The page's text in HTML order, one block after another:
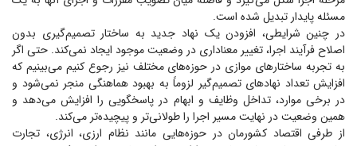
مسئله پایدار تبدیل شده است.
در چنین شرایطی، افزودن یک نهاد جدید به ساختار تصمیم‌گیری بدون
اصلاح فرآیند اجرا، تغییر معناداری در وضعیت موجود ایجاد نمی‌کند. حتی اگر
به تجربه ساختار‌های موازی در حوزه‌های مختلف نیز رجوع کنیم می‌بینیم که
افزایش تعداد نهاد‌های تصمیم‌گیر لزوماً به بهبود هماهنگی منجر نمی‌شود و
در برخی موارد، تداخل وظایف و ابهام در پاسخگویی را افزایش می‌دهد و
همین وضعیت در نهایت مسیر اجرا را طولانی‌تر و پیچیده‌تر می‌کند.
از طرفی اقتصاد کشورمان در حوزه‌هایی مانند نظام ارزی، انرژی، تجارت